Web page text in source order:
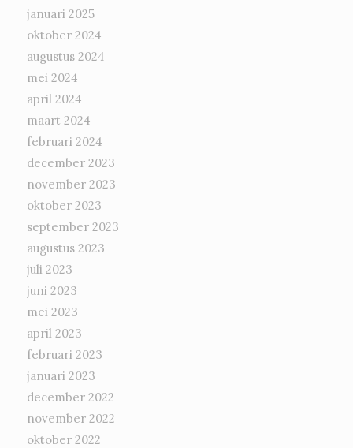
januari 2025
oktober 2024
augustus 2024
mei 2024
april 2024
maart 2024
februari 2024
december 2023
november 2023
oktober 2023
september 2023
augustus 2023
juli 2023
juni 2023
mei 2023
april 2023
februari 2023
januari 2023
december 2022
november 2022
oktober 2022